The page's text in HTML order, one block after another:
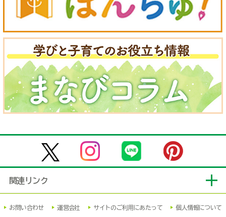
関連リンク
お問い合わせ 運営会社 サイトのご利用にあたって 個人情報について